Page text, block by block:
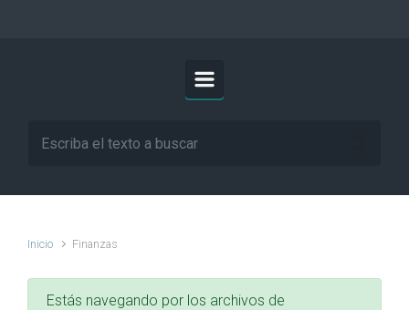
Inicio Finanzas
Estás navegando por los archivos de